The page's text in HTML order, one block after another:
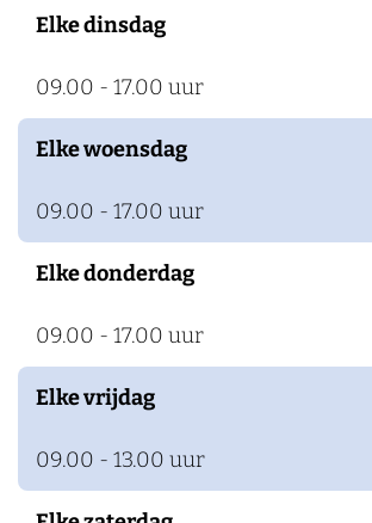
Elke dinsdag
09.00 - 17.00 uur
Elke woensdag
09.00 - 17.00 uur
Elke donderdag
09.00 - 17.00 uur
Elke vrijdag
09.00 - 13.00 uur